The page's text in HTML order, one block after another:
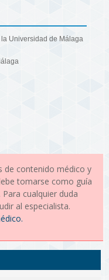
Universidad de Málaga
de contenido médico y
tomarse como guía
cualquier duda
al especialista.